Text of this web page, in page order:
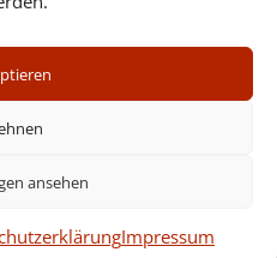
ansehen
Impressum
Tel. (+43) 2233 55731